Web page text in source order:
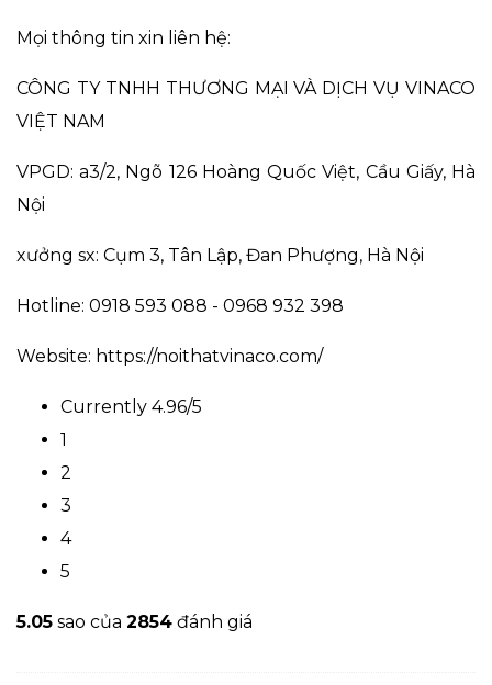
Mọi thông tin xin liên hệ:
CÔNG TY TNHH THƯƠNG MẠI VÀ DỊCH VỤ VINACO
VIỆT NAM
VPGD: a3/2, Ngõ 126 Hoàng Quốc Việt, Cầu Giấy, Hà
Nội
xưởng sx: Cụm 3, Tân Lập, Đan Phượng, Hà Nội
Hotline: 0918 593 088 - 0968 932 398
Website: https://noithatvinaco.com/
Currently 4.96/5
1
2
3
4
5
5.05 sao của 2854 đánh giá